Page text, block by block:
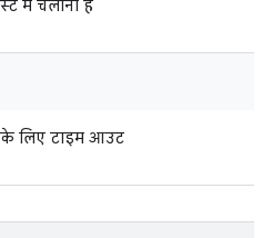
में चलाना है
के लिए टाइम आउट